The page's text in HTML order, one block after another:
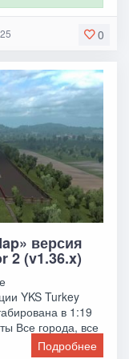
0
версия
2 (v1.36.x)
YKS Turkey
в 1:19
Все города, все
Подробнее